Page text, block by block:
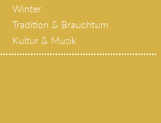
Winter
Tradition & Brauchtum
Kultur & Musik